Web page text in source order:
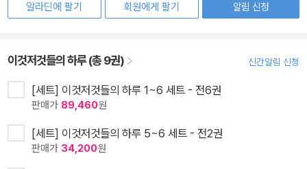
알라딘에 팔기
회원에게 팔기
알림 신청
이것저것들의 하루 (총 9권) 신간알림 신청
[세트] 이것저것들의 하루 1~6 세트 - 전6권
판매가 89,460원
[세트] 이것저것들의 하루 5~6 세트 - 전2권
판매가 34,200원